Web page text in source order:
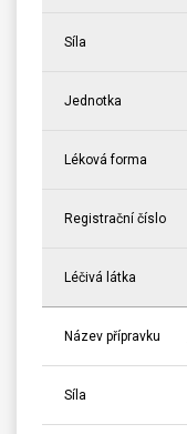
Síla
Jednotka
Léková forma
Registrační číslo
Léčivá látka
Název přípravku
Síla